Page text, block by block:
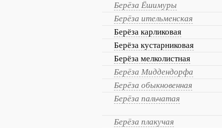
Берёза Ёшимуры
Берёза ительменская
Берёза карликовая
Берёза кустарниковая
Берёза мелколистная
Берёза Миддендорфа
Берёза обыкновенная
Берёза пальчатая
Берёза плакучая